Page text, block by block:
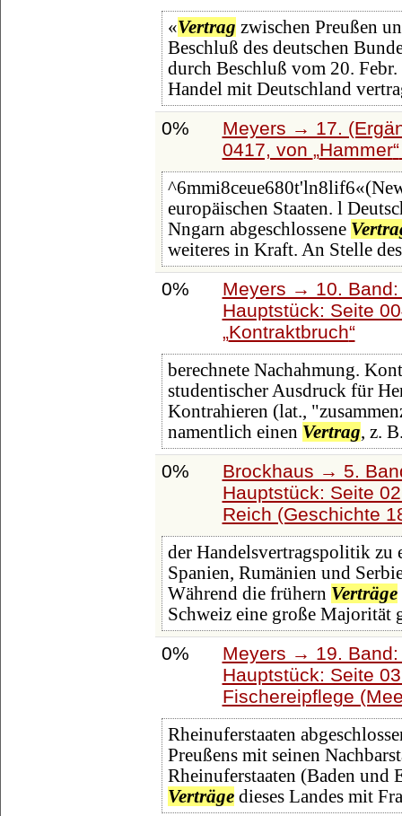
«Vertrag zwischen Preußen
Beschluß des deutschen
durch Beschluß vom 20.
Handel mit Deutschland
0%
Meyers → 17.
0417, von Hammer
europäischen Staaten. l
Nngarn abgeschlossene
weiteres in Kraft. An Stelle
0%
Meyers → 10.
Hauptstück: Seite
Kontraktbruch
berechnete Nachahmung.
studentischer Ausdruck für
Kontrahieren (lat.,
namentlich einen Vertrag, z.
0%
Brockhaus → 5.
Hauptstück: Seite
Reich (Geschichte
der Handelsvertragspolitik zu
Spanien, Rumänien und
Während die frühern Verträge
Schweiz eine große Majorität
0%
Meyers → 19.
Hauptstück: Seite
Fischereipflege
Rheinuferstaaten
Preußens mit seinen
Rheinuferstaaten (Baden und
Verträgedieses Landes mit